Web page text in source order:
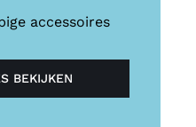
accessoires
BEKIJKEN